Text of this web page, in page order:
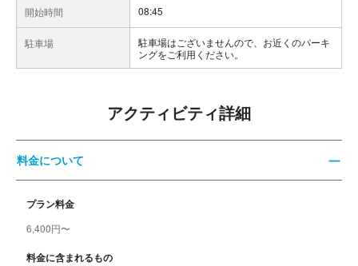
開始時間 08:45
駐車場
駐車場はございませんので、お近くのパーキ
ングをご利用ください。
アクティビティ詳細
料金について
プラン料金
6,400円〜
料金に含まれるもの